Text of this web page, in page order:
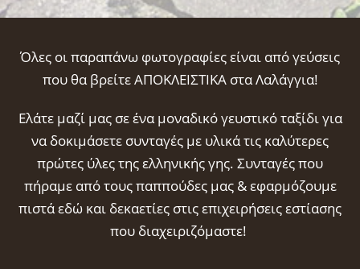
Όλες οι παραπάνω φωτογραφίες είναι από γεύσεις
που θα βρείτε ΑΠΟΚΛΕΙΣΤΙΚΑ στα Λαλάγγια!
Ελάτε μαζί μας σε ένα μοναδικό γευστικό ταξίδι για
να δοκιμάσετε συνταγές με υλικά τις καλύτερες
πρώτες ύλες της ελληνικής γης. Συνταγές που
πήραμε από τους παππούδες μας & εφαρμόζουμε
πιστά εδώ και δεκαετίες στις επιχειρήσεις εστίασης
που διαχειριζόμαστε!